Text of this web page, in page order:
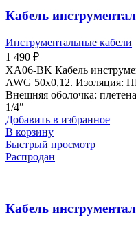
Кабель
Инструментальные кабели
1 490 ₽
XA06-BK Кабель
AWG 50х0,12. Изоляция:
Внешняя оболочка:
1/4″
Добавить в избранное
В корзину
Быстрый просмотр
Распродан
Кабель